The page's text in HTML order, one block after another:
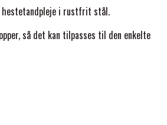
PRODUKTER
STRØMPER
HALSTØRKLÆDER
VOKSNE
& VITAMINER
& TILBEHØR
& TILBEHØR
LINERS & DÆKKEN
TILBEHØR
INSEKTBESKYTTELSE
& DAY & MARTIN
hestetandpleje i rustfrit stål.
så det kan tilpasses til den enkelte